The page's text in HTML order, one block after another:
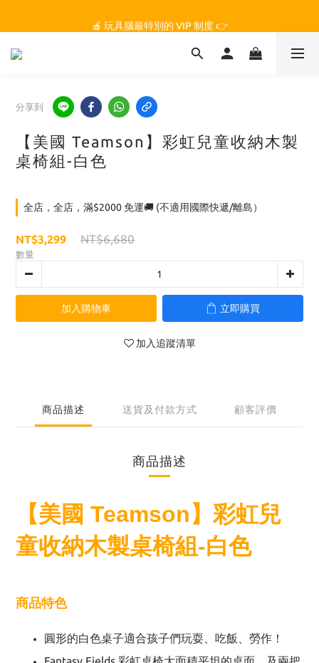
🏆 玩具腦是全台第一個獲得 STEM.org 教育平台
分享到
【美國 Teamson】彩虹兒童收納木製
桌椅組-白色
全店，全店，滿$2000 免運🚚 (不適用國際快遞/離島）
NT$3,299 NT$6,680
數量
加入購物車 立即購買
加入追蹤清單
商品描述 送貨及付款方式 顧客評價
商品描述
【美國 Teamson】彩虹兒
童收納木製桌椅組-白色
商品特色
圓形的白色桌子適合孩子們玩耍、吃飯、勞作！